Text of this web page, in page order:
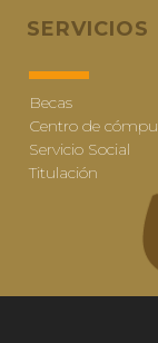
SERVICIOS
Becas
Centro de
Servicio Social
Titulación